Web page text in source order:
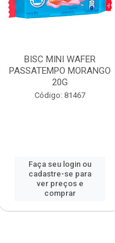
BISC MINI WAFER
PASSATEMPO MORANGO
20G
Código: 81467
Faça seu login ou
cadastre-se para
ver preços e
comprar